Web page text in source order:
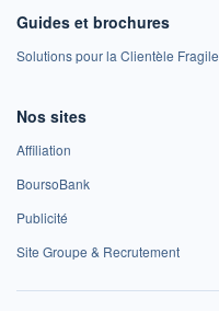
Guides et brochures
Solutions pour la Clientèle Fragile
Nos sites
Affiliation
BoursoBank
Publicité
Site Groupe & Recrutement